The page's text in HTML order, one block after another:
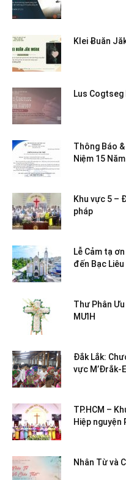
Klei Ƀuăn
Lus
Thông Báo
Niệm 15
Khu vực 5 –
pháp
Lễ Cảm tạ
đến Bạc Liêu
Thư Phân Ưu
MƯIH
Đắk Lắk:
vực M’Đrắk-
TP.HCM –
Hiệp nguyện
Nhân Từ và